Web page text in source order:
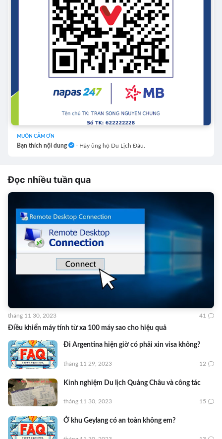
MUỐN CẢM ƠN
Bạn thích nội dung - Hãy ủng hộ Du Lịch Đâu.
Đọc nhiều tuần qua
Điều khiển máy tính từ xa 100 máy sao cho hiệu quả
tháng 11 30, 2023 41
Đi Argentina hiện giờ có phải xin visa không?
tháng 11 29, 2023 12
Kinh nghiệm Du lịch Quảng Châu và công tác
tháng 11 30, 2023 15
Ở khu Geylang có an toàn không em?